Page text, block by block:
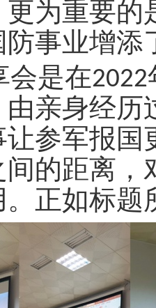
更为重要
防事业增添
会是在
亲身经历
让参军报国
的距离，
。正如标题